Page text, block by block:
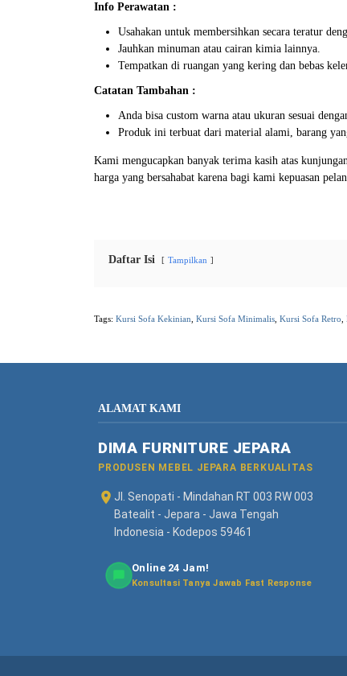
Info Perawatan :
Usahakan untuk membersihkan secara teratur
Jauhkan minuman atau cairan kimia lainnya.
Tempatkan di ruangan yang kering dan bebas
Catatan Tambahan :
Anda bisa custom warna atau ukuran sesuai
Produk ini terbuat dari material alami, barang
Kami mengucapkan banyak terima kasih atas
harga yang bersahabat karena bagi kami kepuasan
Daftar Isi Tampilkan
Tags: Kursi Sofa Kekinian, Kursi Sofa Minimalis, Kursi Sofa Retro,
ALAMAT KAMI
DIMA FURNITURE JEPARA
PRODUSEN MEBEL JEPARA BERKUALITAS
Jl. Senopati - Mindahan RT 003 RW 003
Batealit - Jepara - Jawa Tengah
Indonesia - Kodepos 59461
Online 24 Jam!
Konsultasi Tanya Jawab Fast Response